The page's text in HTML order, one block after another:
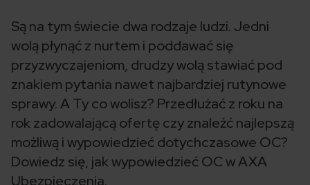
Są na tym świecie dwa rodzaje ludzi. Jedni
wolą płynąć z nurtem i poddawać się
przyzwyczajeniom, drudzy wolą stawiać pod
znakiem pytania nawet najbardziej rutynowe
sprawy. A Ty co wolisz? Przedłużać z roku na
rok zadowalającą ofertę czy znaleźć najlepszą
możliwą i wypowiedzieć dotychczasowe OC?
Dowiedz się, jak wypowiedzieć OC w AXA
Ubezpieczenia.